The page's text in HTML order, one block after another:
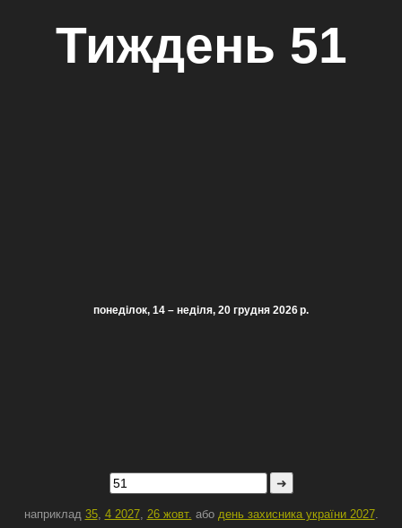
Тиждень 51
понеділок, 14 – неділя, 20 грудня 2026 р.
➜
наприклад 35, 4 2027, 26 жовт. або день захисника україни 2027.